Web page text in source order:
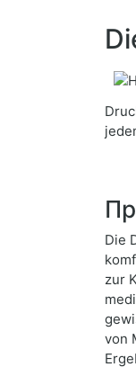
Die
zur
von